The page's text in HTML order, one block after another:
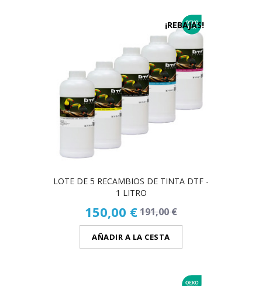
¡REBAJAS!
LOTE DE 5 RECAMBIOS DE TINTA DTF -
1 LITRO
150,00 €191,00 €
AÑADIR A LA CESTA